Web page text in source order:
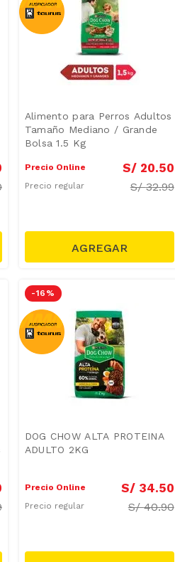
Alimento para Perros Adultos
Tamaño Mediano / Grande
Bolsa 1.5 Kg
Precio Online S/ 20.50
Precio regular S/32.99
-16 %
DOG CHOW ALTA PROTEINA
ADULTO 2KG
Precio Online S/ 34.50
Precio regular S/40.90